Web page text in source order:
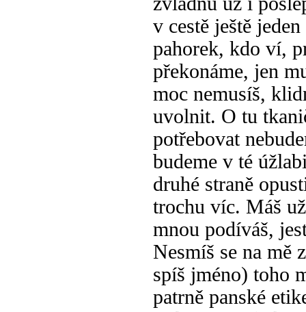
v cestě ještě
pahorek, kdo ví,
překonáme, jen
moc nemusíš,
uvolnit. O tu
potřebovat
budeme v té
druhé straně
trochu víc. Máš
mnou podíváš,
Nesmíš se na mě
spíš jméno) toho
patrně panské